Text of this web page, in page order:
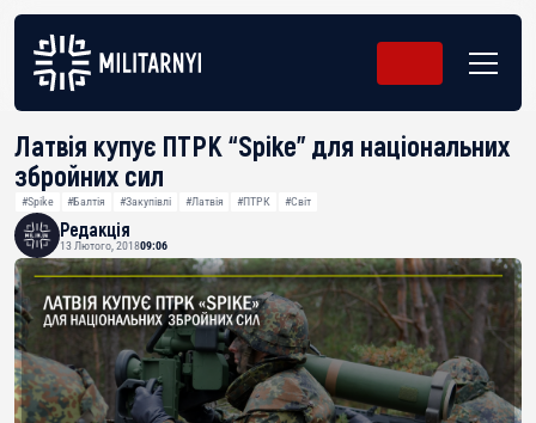
Латвія купує ПТРК “Spike” для національних
збройних сил
#Spike #Балтія #Закупівлі #Латвія #ПТРК #Світ
Редакція
13 Лютого, 201809:06